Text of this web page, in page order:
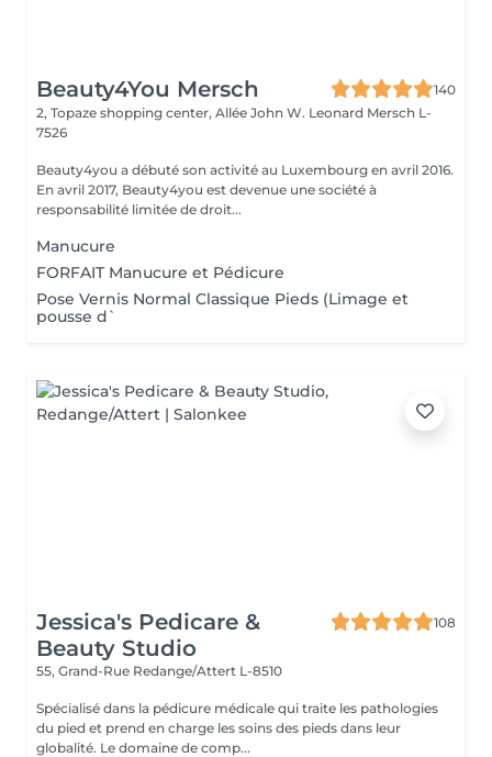
Beauty4You Mersch
140
2, Topaze shopping center, Allée John W. Leonard Mersch L-
7526
Beauty4you a débuté son activité au Luxembourg en avril 2016.
En avril 2017, Beauty4you est devenue une société à
responsabilité limitée de droit...
Manucure
FORFAIT Manucure et Pédicure
Pose Vernis Normal Classique Pieds (Limage et
pousse d`
Jessica's Pedicare &
Beauty Studio
108
55, Grand-Rue Redange/Attert L-8510
Spécialisé dans la pédicure médicale qui traite les pathologies
du pied et prend en charge les soins des pieds dans leur
globalité. Le domaine de comp...